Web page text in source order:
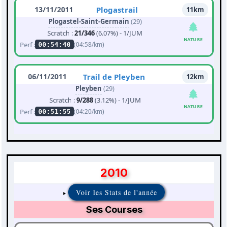
13/11/2011 Plogastrail
11km
Plogastel-Saint-Germain (29)
Scratch :21/346(6.07%) - 1/JUM
Perf : 00:54:40 (04:58/km)
NATURE
06/11/2011 Trail de Pleyben
12km
Pleyben (29)
Scratch :9/288(3.12%) - 1/JUM
Perf : 00:51:55 (04:20/km)
NATURE
2010
Voir les Stats de l'année
Ses Courses